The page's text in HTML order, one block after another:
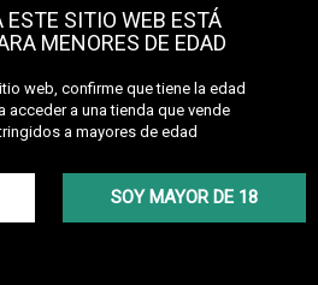
ESTE SITIO WEB ESTÁ
MENORES DE EDAD
web, confirme que tiene la edad
acceder a una tienda que vende
a mayores de edad
SOY MAYOR DE 18
Agotado
Hookah Cleaner